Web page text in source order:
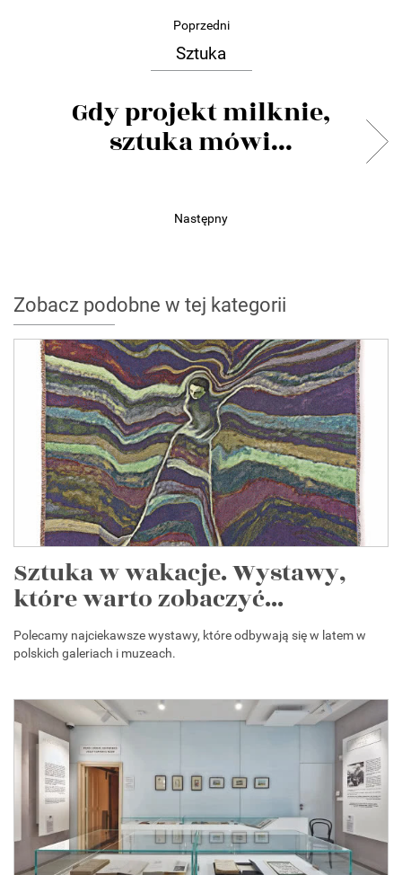
Poprzedni
Sztuka
Gdy projekt milknie,
sztuka mówi...
Następny
Zobacz podobne w tej kategorii
Sztuka w wakacje. Wystawy,
które warto zobaczyć...
Polecamy najciekawsze wystawy, które odbywają się w latem w
polskich galeriach i muzeach.